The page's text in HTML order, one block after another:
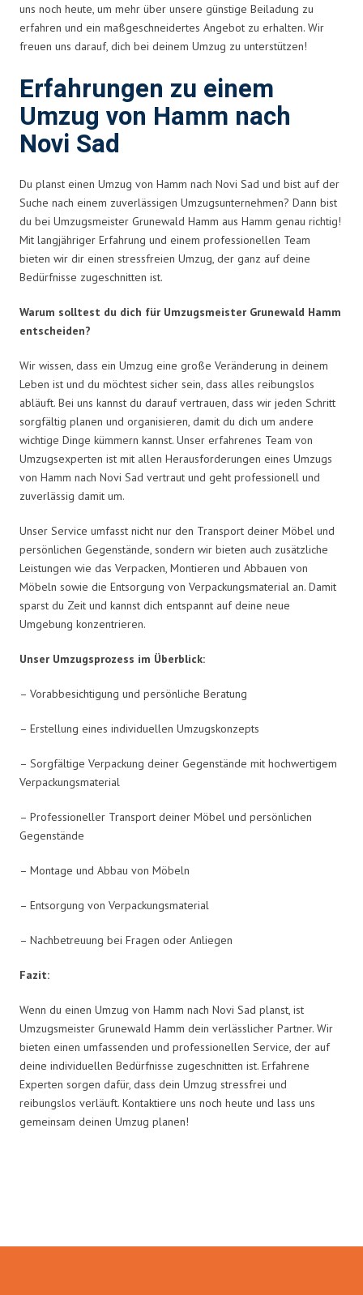
uns noch heute, um mehr über unsere günstige Beiladung zu
erfahren und ein maßgeschneidertes Angebot zu erhalten. Wir
freuen uns darauf, dich bei deinem Umzug zu unterstützen!
Erfahrungen zu einem
Umzug von Hamm nach
Novi Sad
Du planst einen Umzug von Hamm nach Novi Sad und bist auf der
Suche nach einem zuverlässigen Umzugsunternehmen? Dann bist
du bei Umzugsmeister Grunewald Hamm aus Hamm genau richtig!
Mit langjähriger Erfahrung und einem professionellen Team
bieten wir dir einen stressfreien Umzug, der ganz auf deine
Bedürfnisse zugeschnitten ist.
Warum solltest du dich für Umzugsmeister Grunewald Hamm
entscheiden?
Wir wissen, dass ein Umzug eine große Veränderung in deinem
Leben ist und du möchtest sicher sein, dass alles reibungslos
abläuft. Bei uns kannst du darauf vertrauen, dass wir jeden Schritt
sorgfältig planen und organisieren, damit du dich um andere
wichtige Dinge kümmern kannst. Unser erfahrenes Team von
Umzugsexperten ist mit allen Herausforderungen eines Umzugs
von Hamm nach Novi Sad vertraut und geht professionell und
zuverlässig damit um.
Unser Service umfasst nicht nur den Transport deiner Möbel und
persönlichen Gegenstände, sondern wir bieten auch zusätzliche
Leistungen wie das Verpacken, Montieren und Abbauen von
Möbeln sowie die Entsorgung von Verpackungsmaterial an. Damit
sparst du Zeit und kannst dich entspannt auf deine neue
Umgebung konzentrieren.
Unser Umzugsprozess im Überblick:
– Vorabbesichtigung und persönliche Beratung
– Erstellung eines individuellen Umzugskonzepts
– Sorgfältige Verpackung deiner Gegenstände mit hochwertigem
Verpackungsmaterial
– Professioneller Transport deiner Möbel und persönlichen
Gegenstände
– Montage und Abbau von Möbeln
– Entsorgung von Verpackungsmaterial
– Nachbetreuung bei Fragen oder Anliegen
Fazit:
Wenn du einen Umzug von Hamm nach Novi Sad planst, ist
Umzugsmeister Grunewald Hamm dein verlässlicher Partner. Wir
bieten einen umfassenden und professionellen Service, der auf
deine individuellen Bedürfnisse zugeschnitten ist. Erfahrene
Experten sorgen dafür, dass dein Umzug stressfrei und
reibungslos verläuft. Kontaktiere uns noch heute und lass uns
gemeinsam deinen Umzug planen!